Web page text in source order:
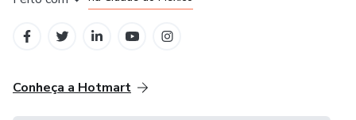
Conheça a Hotmart